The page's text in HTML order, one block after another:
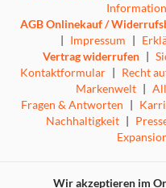
AGB Onlinekauf /
| Impressum |
Vertrag widerrufen |
Kontaktformular | Recht
Markenwelt |
Fragen & Antworten |
Nachhaltigkeit |
Wir akzeptieren im